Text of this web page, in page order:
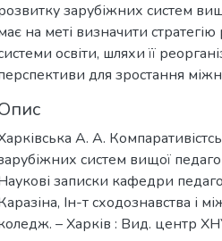
зарубіжних систем
на меті визначити
освіти, шляхи її
для зростання
А. А.
систем вищої
записки кафедри
Ін-т сходознавства і
– Харків : Вид. центр